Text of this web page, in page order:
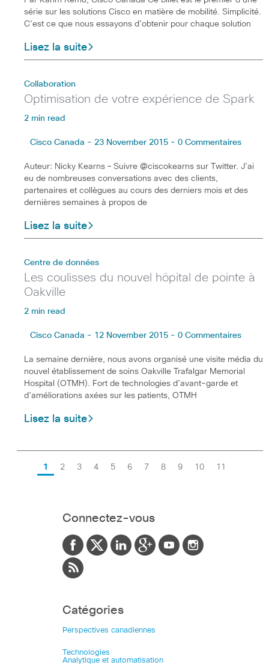
série sur les solutions Cisco en matière de mobilité. Simplicité.
C’est ce que nous essayons d’obtenir pour chaque solution
Lisez la suite
Collaboration
Optimisation de votre expérience de Spark
2 min read
Cisco Canada - 23 November 2015 - 0 Commentaires
Auteur: Nicky Kearns – Suivre @ciscokearns sur Twitter. J’ai
eu de nombreuses conversations avec des clients,
partenaires et collègues au cours des derniers mois et des
dernières semaines à propos de
Lisez la suite
Centre de données
Les coulisses du nouvel hôpital de pointe à
Oakville
2 min read
Cisco Canada - 12 November 2015 - 0 Commentaires
La semaine dernière, nous avons organisé une visite média du
nouvel établissement de soins Oakville Trafalgar Memorial
Hospital (OTMH). Fort de technologies d’avant-garde et
d’améliorations axées sur les patients, OTMH
Lisez la suite
1 2 3 4 5 6 7 8 9 10 11
Connectez-vous
Catégories
Perspectives canadiennes
Technologies
Analytique et automatisation